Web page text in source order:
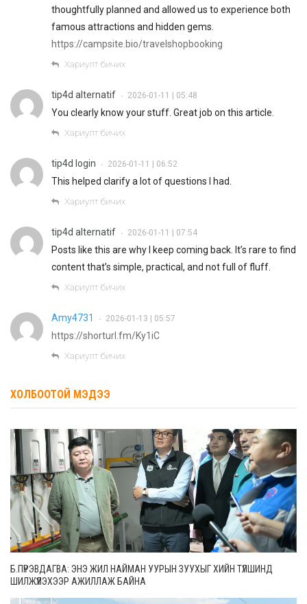
thoughtfully planned and allowed us to experience both
famous attractions and hidden gems.
https://campsite.bio/travelshopbooking
Хариулт бичих
tip4d alternatif • 2026-01-11 | 05:48
You clearly know your stuff. Great job on this article.
Хариулт бичих
tip4d login • 2026-01-11 | 06:52
This helped clarify a lot of questions I had.
Хариулт бичих
tip4d alternatif • 2026-01-11 | 07:54
Posts like this are why I keep coming back. It’s rare to find
content that’s simple, practical, and not full of fluff.
Хариулт бичих
Amy4731 • 2026-01-13 | 05:57
https://shorturl.fm/Ky1iC
Хариулт бичих
ХОЛБООТОЙ МЭДЭЭ
Б.ПҮРЭВДАГВА: ЭНЭ ЖИЛ НАЙМАН УУРЫН ЗУУХЫГ ХИЙН ТҮЛШИНД
ШИЛЖҮҮЛЭХЭЭР АЖИЛЛАЖ БАЙНА